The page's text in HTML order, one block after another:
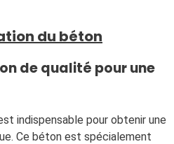
du béton
de qualité pour une
indispensable pour obtenir une
Ce béton est spécialement